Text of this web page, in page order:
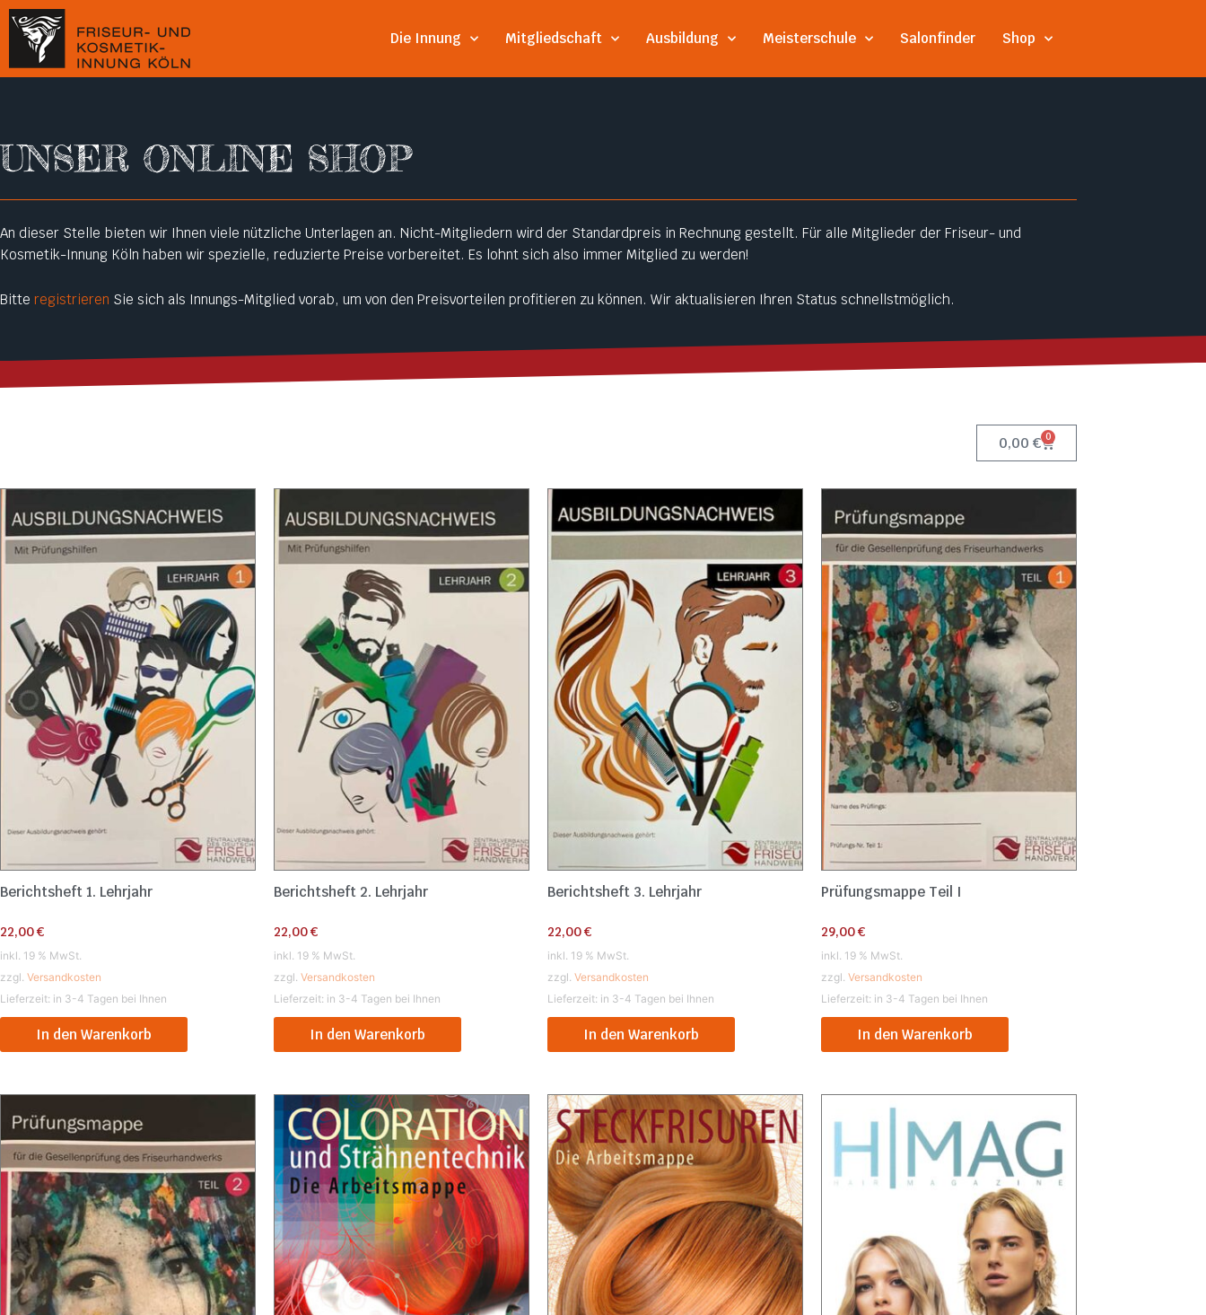
Die Innung Mitgliedschaft Ausbildung Meisterschule Salonfinder Shop
UNSER ONLINE SHOP
An dieser Stelle bieten wir Ihnen viele nützliche Unterlagen an. Nicht-Mitgliedern wird der Standardpreis in Rechnung gestellt. Für alle Mitglieder der Friseur- und
Kosmetik-Innung Köln haben wir spezielle, reduzierte Preise vorbereitet. Es lohnt sich also immer Mitglied zu werden!
Bitte registrieren Sie sich als Innungs-Mitglied vorab, um von den Preisvorteilen profitieren zu können. Wir aktualisieren Ihren Status schnellstmöglich.
0,00 € 0
Warenkorb
Berichtsheft 1. Lehrjahr
22,00€
inkl. 19 % MwSt.
zzgl. Versandkosten
Lieferzeit: in 3-4 Tagen bei Ihnen
In den Warenkorb
Berichtsheft 2. Lehrjahr
22,00€
inkl. 19 % MwSt.
zzgl. Versandkosten
Lieferzeit: in 3-4 Tagen bei Ihnen
In den Warenkorb
Berichtsheft 3. Lehrjahr
22,00€
inkl. 19 % MwSt.
zzgl. Versandkosten
Lieferzeit: in 3-4 Tagen bei Ihnen
In den Warenkorb
Prüfungsmappe Teil I
29,00€
inkl. 19 % MwSt.
zzgl. Versandkosten
Lieferzeit: in 3-4 Tagen bei Ihnen
In den Warenkorb